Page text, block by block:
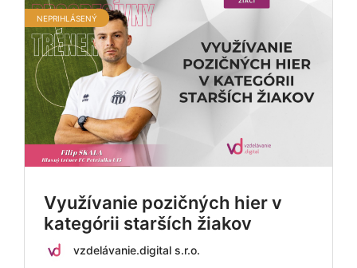
NEPRIHLÁSENÝ
Využívanie pozičných hier v
kategórii starších žiakov
vzdelávanie.digital s.r.o.